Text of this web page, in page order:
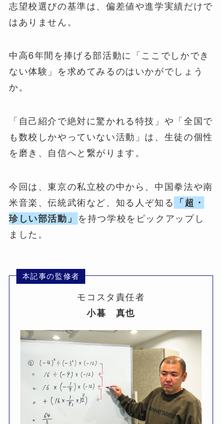
志望校選びの基準は、偏差値や進学実績だけで
はありません。
中高6年間を捧げる部活動に「ここでしかでき
ない体験」を求めてみるのはいかがでしょう
か。
「自己紹介で絶対に驚かれる特技」や「全国で
も数校しかやっていない活動」は、生徒の個性
を磨き、自信へと繋がります。
今回は、東京の私立校の中から、中国拳法や南
米音楽、伝統武術など、知る人ぞ知る
「超・
珍しい部活動」
を持つ学校をピックアップし
ました。
本記事の監修者
モコスタ責任者
小暮 真也